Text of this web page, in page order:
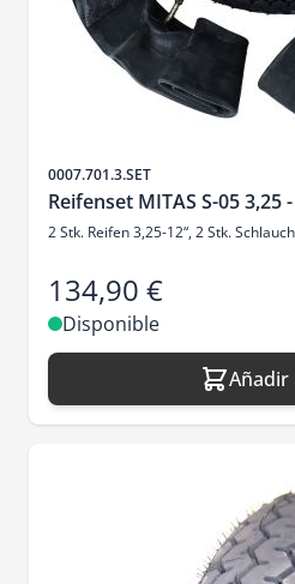
SKU
0007.701.3.SET
Reifenset MITAS S-05 3,25
2 Stk. Reifen 3,25-12“, 2 Stk.
134,90 €
Disponible
Añadir